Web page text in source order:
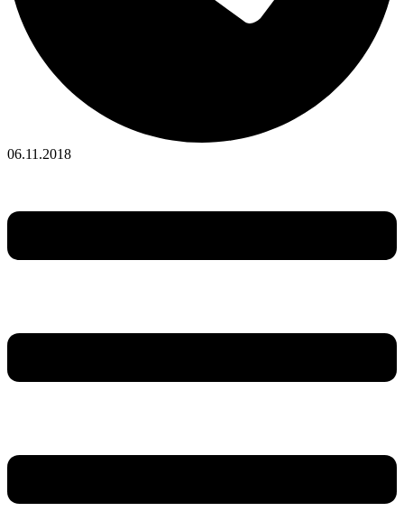
06.11.2018